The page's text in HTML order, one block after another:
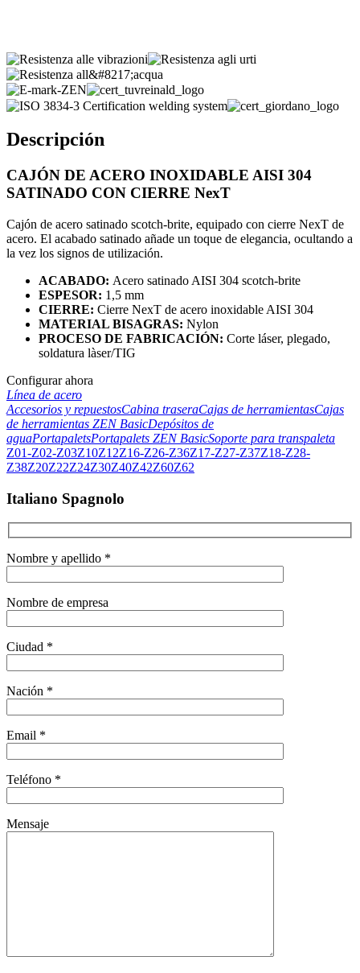
Descripción
CAJÓN DE ACERO INOXIDABLE AISI 304
SATINADO CON CIERRE NexT
Cajón de acero satinado scotch-brite, equipado con cierre NexT de
acero. El acabado satinado añade un toque de elegancia, ocultando a
la vez los signos de utilización.
ACABADO: Acero satinado AISI 304 scotch-brite
ESPESOR: 1,5 mm
CIERRE: Cierre NexT de acero inoxidable AISI 304
MATERIAL BISAGRAS: Nylon
PROCESO DE FABRICACIÓN: Corte láser, plegado,
soldatura làser/TIG
Configurar ahora
Línea de acero
Accesorios y repuestosCabina traseraCajas de herramientasCajas
de herramientas ZEN BasicDepósitos de
aguaPortapaletsPortapalets ZEN BasicSoporte para transpaleta
Z01-Z02-Z03Z10Z12Z16-Z26-Z36Z17-Z27-Z37Z18-Z28-
Z38Z20Z22Z24Z30Z40Z42Z60Z62
Italiano Spagnolo
Nombre y apellido *
Nombre de empresa
Ciudad *
Nación *
Email *
Teléfono *
Mensaje